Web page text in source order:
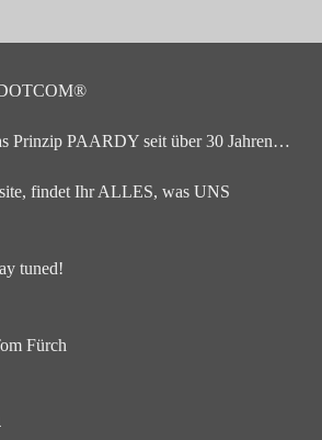
Prinzip PAARDY seit über 30 Jahren…
findet Ihr ALLES, was UNS
tuned!
Fürch